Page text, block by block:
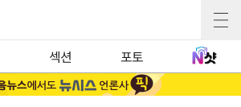
섹션 포토